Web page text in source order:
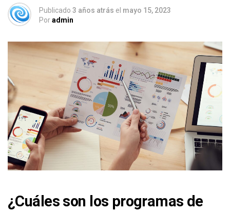
Publicado 3 años atrás el mayo 15, 2023
Poradmin
¿Cuáles son los programas de